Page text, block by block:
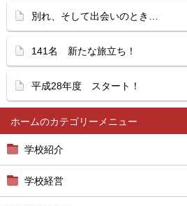
ホーム
学校紹介
学校経営
別れ、そして出会いのとき…
141名 新たな旅立ち！
平成28年度 スタート！